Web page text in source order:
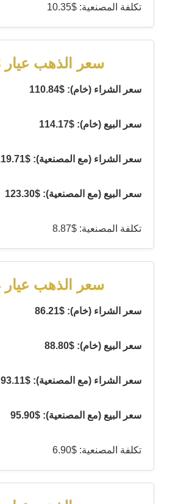
تكلفة المصنعية: $10.35
سعر الذهب عيار 18
سعر الشراء (خام): $110.84
سعر البيع (خام): $114.17
سعر الشراء (مع المصنعية): $119.71
سعر البيع (مع المصنعية): $123.30
تكلفة المصنعية: $8.87
سعر الذهب عيار 14
سعر الشراء (خام): $86.21
سعر البيع (خام): $88.80
سعر الشراء (مع المصنعية): $93.11
سعر البيع (مع المصنعية): $95.90
تكلفة المصنعية: $6.90